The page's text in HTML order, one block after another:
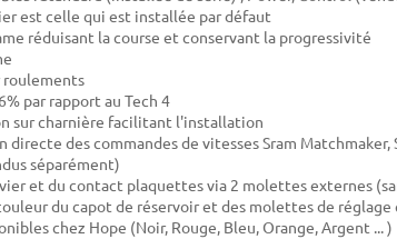
est celle qui est installée par défaut
réduisant la course et conservant la progressivité
roulements
par rapport au Tech 4
sur charnière facilitant l'installation
des commandes de vitesses Sram Matchmaker,
séparément)
et du contact plaquettes via 2 molettes externes
du capot de réservoir et des molettes de réglage
chez Hope (Noir, Rouge, Bleu, Orange, Argent ... )